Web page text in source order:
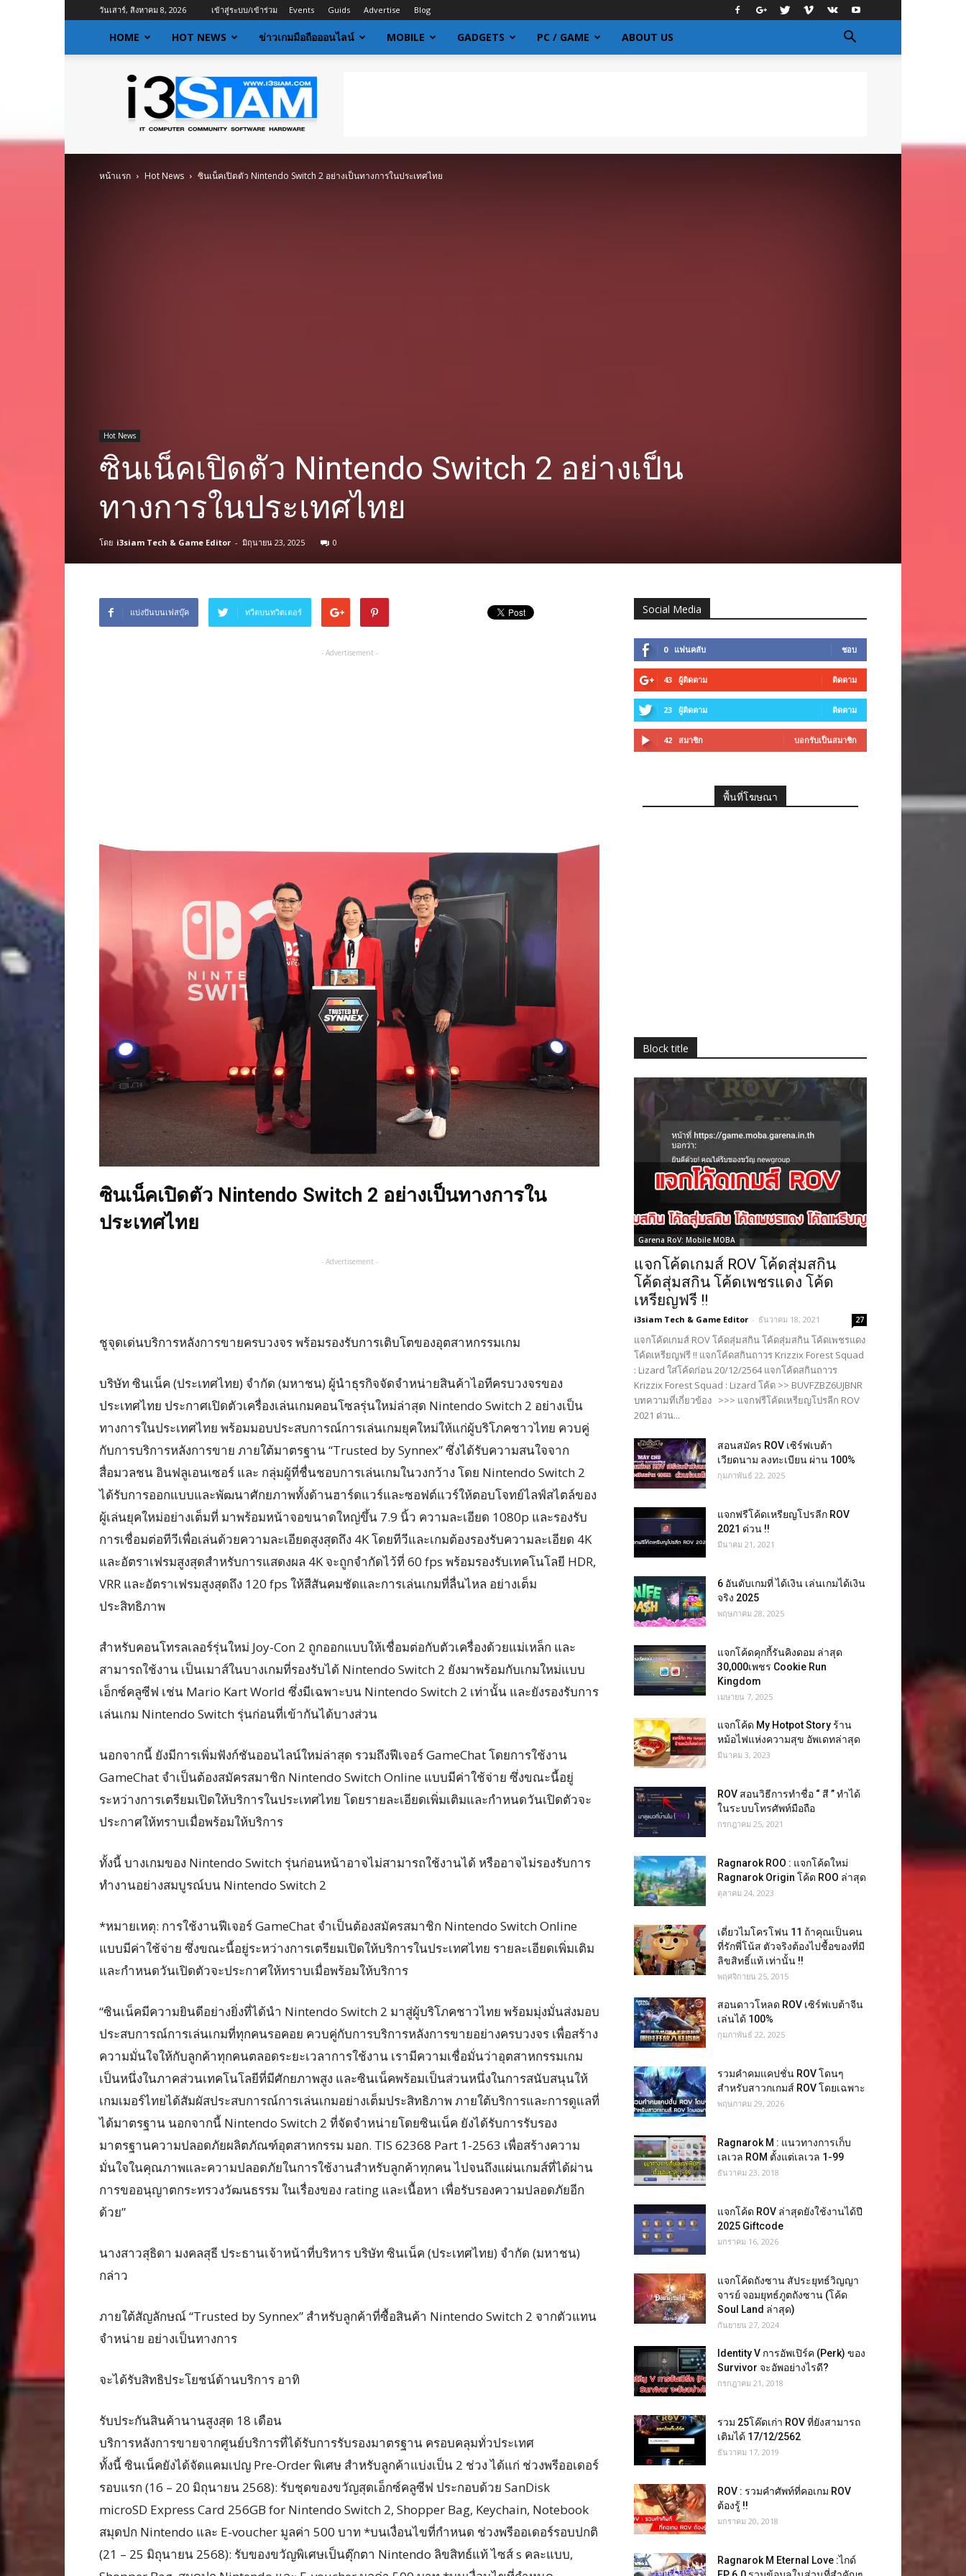
วันเสาร์, สิงหาคม 8, 2026 เข้าสู่ระบบ/เข้าร่วม Events Guids Advertise Blog
HOME HOT NEWS ข่าวเกมมือถือออนไลน์ MOBILE GADGETS PC / GAME ABOUT US
I3siam
ข่าว
ไอที
ข้อมูล
ข่าวสาร
หน้าแรก Hot News ซินเน็คเปิดตัว Nintendo Switch 2 อย่างเป็นทางการในประเทศไทย
Hot News
ซินเน็คเปิดตัว Nintendo Switch 2 อย่างเป็น
ทางการในประเทศไทย
โดย i3siam Tech & Game Editor - มิถุนายน 23, 2025 0
แบ่งปันบนเฟสบุ๊ค ทวีตบนทวิตเตอร์
- Advertisement -
ซินเน็คเปิดตัว Nintendo Switch 2 อย่างเป็นทางการใน
ประเทศไทย
- Advertisement -
ชูจุดเด่นบริการหลังการขายครบวงจร พร้อมรองรับการเติบโตของอุตสาหกรรมเกม
บริษัท ซินเน็ค (ประเทศไทย) จำกัด (มหาชน) ผู้นำธุรกิจจัดจำหน่ายสินค้าไอทีครบวงจรของ
ประเทศไทย ประกาศเปิดตัวเครื่องเล่นเกมคอนโซลรุ่นใหม่ล่าสุด Nintendo Switch 2 อย่างเป็น
ทางการในประเทศไทย พร้อมมอบประสบการณ์การเล่นเกมยุคใหม่ให้แก่ผู้บริโภคชาวไทย ควบคู่
กับการบริการหลังการขาย ภายใต้มาตรฐาน “Trusted by Synnex” ซึ่งได้รับความสนใจจาก
สื่อมวลชน อินฟลูเอนเซอร์ และ กลุ่มผู้ที่ชื่นชอบการเล่นเกมในวงกว้าง โดย Nintendo Switch 2
ได้รับการออกแบบและพัฒนาศักยภาพทั้งด้านฮาร์ดแวร์และซอฟต์แวร์ให้ตอบโจทย์ไลฟ์สไตล์ของ
ผู้เล่นยุคใหม่อย่างเต็มที่ มาพร้อมหน้าจอขนาดใหญ่ขึ้น 7.9 นิ้ว ความละเอียด 1080p และรองรับ
การเชื่อมต่อทีวีเพื่อเล่นด้วยความละเอียดสูงสุดถึง 4K โดยทีวีและเกมต้องรองรับความละเอียด 4K
และอัตราเฟรมสูงสุดสำหรับการแสดงผล 4K จะถูกจำกัดไว้ที่ 60 fps พร้อมรองรับเทคโนโลยี HDR,
VRR และอัตราเฟรมสูงสุดถึง 120 fps ให้สีสันคมชัดและการเล่นเกมที่ลื่นไหล อย่างเต็ม
ประสิทธิภาพ
สำหรับคอนโทรลเลอร์รุ่นใหม่ Joy-Con 2 ถูกออกแบบให้เชื่อมต่อกับตัวเครื่องด้วยแม่เหล็ก และ
สามารถใช้งาน เป็นเมาส์ในบางเกมที่รองรับได้ Nintendo Switch 2 ยังมาพร้อมกับเกมใหม่แบบ
เอ็กซ์คลูซีฟ เช่น Mario Kart World ซึ่งมีเฉพาะบน Nintendo Switch 2 เท่านั้น และยังรองรับการ
เล่นเกม Nintendo Switch รุ่นก่อนที่เข้ากันได้บางส่วน
นอกจากนี้ ยังมีการเพิ่มฟังก์ชันออนไลน์ใหม่ล่าสุด รวมถึงฟีเจอร์ GameChat โดยการใช้งาน
GameChat จำเป็นต้องสมัครสมาชิก Nintendo Switch Online แบบมีค่าใช้จ่าย ซึ่งขณะนี้อยู่
ระหว่างการเตรียมเปิดให้บริการในประเทศไทย โดยรายละเอียดเพิ่มเติมและกำหนดวันเปิดตัวจะ
ประกาศให้ทราบเมื่อพร้อมให้บริการ
ทั้งนี้ บางเกมของ Nintendo Switch รุ่นก่อนหน้าอาจไม่สามารถใช้งานได้ หรืออาจไม่รองรับการ
ทำงานอย่างสมบูรณ์บน Nintendo Switch 2
*หมายเหตุ: การใช้งานฟีเจอร์ GameChat จำเป็นต้องสมัครสมาชิก Nintendo Switch Online
แบบมีค่าใช้จ่าย ซึ่งขณะนี้อยู่ระหว่างการเตรียมเปิดให้บริการในประเทศไทย รายละเอียดเพิ่มเติม
และกำหนดวันเปิดตัวจะประกาศให้ทราบเมื่อพร้อมให้บริการ
“ซินเน็คมีความยินดีอย่างยิ่งที่ได้นำ Nintendo Switch 2 มาสู่ผู้บริโภคชาวไทย พร้อมมุ่งมั่นส่งมอบ
ประสบการณ์การเล่นเกมที่ทุกคนรอคอย ควบคู่กับการบริการหลังการขายอย่างครบวงจร เพื่อสร้าง
ความมั่นใจให้กับลูกค้าทุกคนตลอดระยะเวลาการใช้งาน เรามีความเชื่อมั่นว่าอุตสาหกรรมเกม
เป็นหนึ่งในภาคส่วนเทคโนโลยีที่มีศักยภาพสูง และซินเน็คพร้อมเป็นส่วนหนึ่งในการสนับสนุนให้
เกมเมอร์ไทยได้สัมผัสประสบการณ์การเล่นเกมอย่างเต็มประสิทธิภาพ ภายใต้บริการและการดูแลที่
ได้มาตรฐาน นอกจากนี้ Nintendo Switch 2 ที่จัดจำหน่ายโดยซินเน็ค ยังได้รับการรับรอง
มาตรฐานความปลอดภัยผลิตภัณฑ์อุตสาหกรรม มอก. TIS 62368 Part 1-2563 เพื่อสร้างความ
มั่นใจในคุณภาพและความปลอดภัยในการใช้งานสำหรับลูกค้าทุกคน ไปจนถึงแผ่นเกมส์ที่ได้ผ่าน
การขออนุญาตกระทรวงวัฒนธรรม ในเรื่องของ rating และเนื้อหา เพื่อรับรองความปลอดภัยอีก
ด้วย”
นางสาวสุธิดา มงคลสุธี ประธานเจ้าหน้าที่บริหาร บริษัท ซินเน็ค (ประเทศไทย) จำกัด (มหาชน)
กล่าว
ภายใต้สัญลักษณ์ “Trusted by Synnex” สำหรับลูกค้าที่ซื้อสินค้า Nintendo Switch 2 จากตัวแทน
จำหน่าย อย่างเป็นทางการ
จะได้รับสิทธิประโยชน์ด้านบริการ อาทิ
รับประกันสินค้านานสูงสุด 18 เดือน
บริการหลังการขายจากศูนย์บริการที่ได้รับการรับรองมาตรฐาน ครอบคลุมทั่วประเทศ
ทั้งนี้ ซินเน็คยังได้จัดแคมเปญ Pre-Order พิเศษ สำหรับลูกค้าแบ่งเป็น 2 ช่วง ได้แก่ ช่วงพรีออเดอร์
รอบแรก (16 – 20 มิถุนายน 2568): รับชุดของขวัญสุดเอ็กซ์คลูซีฟ ประกอบด้วย SanDisk
microSD Express Card 256GB for Nintendo Switch 2, Shopper Bag, Keychain, Notebook
สมุดปก Nintendo และ E-voucher มูลค่า 500 บาท *บนเงื่อนไขที่กำหนด ช่วงพรีออเดอร์รอบปกติ
(21 – 25 มิถุนายน 2568): รับของขวัญพิเศษเป็นตุ๊กตา Nintendo ลิขสิทธ์แท้ ไซส์ s คละแบบ,
Social Media
0 แฟนคลับ ชอบ
43 ผู้ติดตาม ติดตาม
23 ผู้ติดตาม ติดตาม
42 สมาชิก บอกรับเป็นสมาชิก
พื้นที่โฆษณา
Block title
Garena RoV: Mobile MOBA
แจกโค้ดเกมส์ ROV โค้ดสุ่มสกิน
โค้ดสุ่มสกิน โค้ดเพชรแดง โค้ด
เหรียญฟรี !!
i3siam Tech & Game Editor - ธันวาคม 18, 2021 27
แจกโค้ดเกมส์ ROV โค้ดสุ่มสกิน โค้ดสุ่มสกิน โค้ดเพชรแดง
โค้ดเหรียญฟรี !! แจกโค้ดสกินถาวร Krizzix Forest Squad
: Lizard ใส่โค้ดก่อน 20/12/2564 แจกโค้ดสกินถาวร
Krizzix Forest Squad : Lizard โค้ด >> BUVFZBZ6UJBNR
บทความที่เกี่ยวข้อง >>> แจกฟรีโค้ดเหรียญโปรลีก ROV
2021 ด่วน...
สอนสมัคร ROV เซิร์ฟเบต้า
เวียดนาม ลงทะเบียน ผ่าน 100%
กุมภาพันธ์ 22, 2025
แจกฟรีโค้ดเหรียญโปรลีก ROV
2021 ด่วน !!
มีนาคม 21, 2021
6 อันดับเกมที่ ได้เงิน เล่นเกมได้เงิน
จริง 2025
พฤษภาคม 28, 2025
แจกโค้ดคุกกี้รันคิงดอม ล่าสุด
30,000เพชร Cookie Run
Kingdom
เมษายน 7, 2025
แจกโค้ด My Hotpot Story ร้าน
หม้อไฟแห่งความสุข อัพเดทล่าสุด
มีนาคม 3, 2023
ROV สอนวิธีการทำชื่อ “ สี ” ทำได้
ในระบบโทรศัพท์มือถือ
กรกฎาคม 25, 2021
Ragnarok ROO : แจกโค้ดใหม่
Ragnarok Origin โค้ด ROO ล่าสุด
ตุลาคม 24, 2023
เดี่ยวไมโครโฟน 11 ถ้าคุณเป็นคน
ที่รักพี่โน้ส ตัวจริงต้องไปชื้อของที่มี
ลิขสิทธิ์แท้ เท่านั้น !!
พฤศจิกายน 25, 2015
สอนดาวโหลด ROV เซิร์ฟเบต้าจีน
เล่นได้ 100%
กุมภาพันธ์ 22, 2025
รวมคำคมแคปชั่น ROV โดนๆ
สำหรับสาวกเกมส์ ROV โดยเฉพาะ
พฤษภาคม 29, 2026
Ragnarok M : แนวทางการเก็บ
เลเวล ROM ตั้งแต่เลเวล 1-99
ธันวาคม 23, 2018
แจกโค้ด ROV ล่าสุดยังใช้งานได้ปี
2025 Giftcode
มกราคม 16, 2026
แจกโค้ดถังซาน สัประยุทธ์วิญญา
จารย์ จอมยุทธ์ภูตถังซาน (โค้ด
Soul Land ล่าสุด)
กันยายน 27, 2024
Identity V การอัพเปิร์ค (Perk) ของ
Survivor จะอัพอย่างไรดี?
กรกฎาคม 21, 2018
รวม 25โค๊ดเก่า ROV ที่ยังสามารถ
เติมได้ 17/12/2562
ธันวาคม 17, 2019
ROV : รวมคำศัพท์ที่คอเกม ROV
ต้องรู้ !!
มกราคม 20, 2018
Ragnarok M Eternal Love :ไกด์